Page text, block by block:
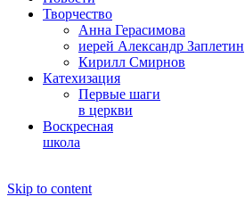
Творчество
Анна Герасимова
иерей Александр Заплетин
Кирилл Смирнов
Катехизация
Первые шаги
в церкви
Воскресная
школа
Skip to content